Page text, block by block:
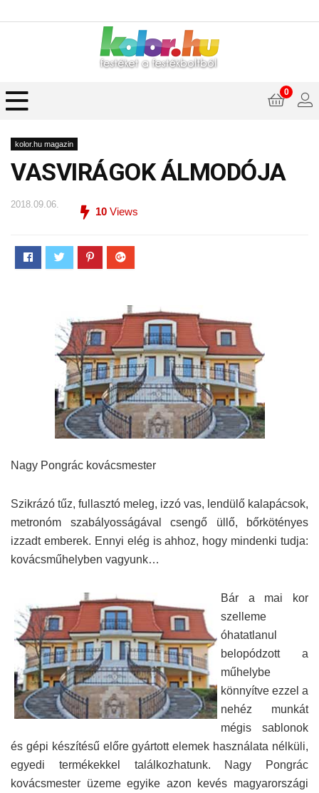
0
kolor.hu magazin
VASVIRÁGOK ÁLMODÓJA
2018.09.06.
10 Views
Nagy Pongrác kovácsmester
Szikrázó tűz, fullasztó meleg, izzó vas, lendülő kalapácsok,
metronóm szabályosságával csengő üllő, bőrkötényes
izzadt emberek. Ennyi elég is ahhoz, hogy mindenki tudja:
kovácsműhelyben vagyunk…
Bár a mai kor
szelleme
óhatatlanul
belopódzott a
műhelybe
könnyítve ezzel a
nehéz munkát
mégis sablonok
és gépi készítésű előre gyártott elemek használata nélküli,
egyedi termékekkel találkozhatunk. Nagy Pongrác
kovácsmester üzeme egyike azon kevés magyarországi